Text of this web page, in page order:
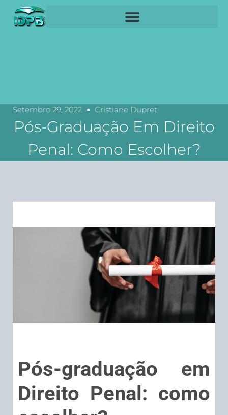
Setembro 29, 2022 Cristiane Dupret
Pós-Graduação Em Direito
Penal: Como Escolher?
Pós-graduação em
Direito Penal: como